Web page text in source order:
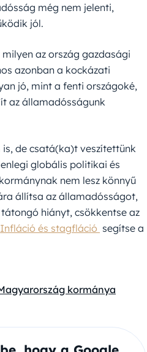
még nem jelenti,
jól.
az ország gazdasági
azonban a kockázati
jó, mint a fenti országoké,
az államadósságunk
is, de csatá(ka)t veszítettünk
globális politikai és
nem lesz könnyű
állítsa az államadósságot,
hiányt, csökkentse az
Infláció és stagfláció segítse a
kormánya